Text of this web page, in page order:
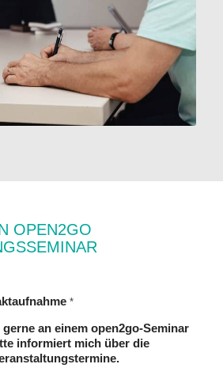
OPEN2GO
*
an einem open2go-Seminar
informiert mich über die